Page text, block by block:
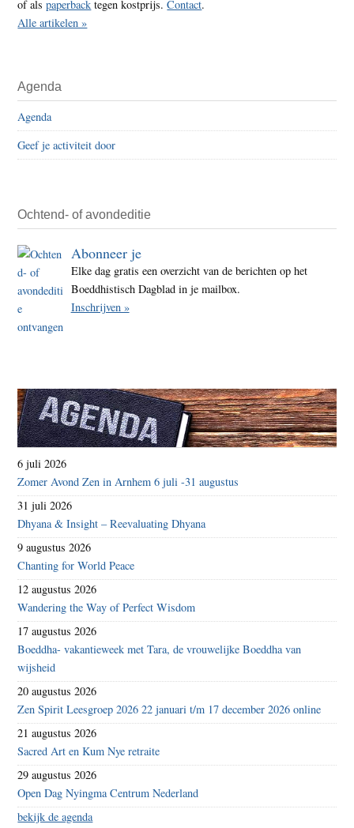
of alspaperback tegen kostprijs.Contact.
Alle artikelen »
Agenda
Agenda
Geef je activiteit door
Ochtend- of avondeditie
Abonneer je
Elke dag gratis een overzicht van de berichten op het
Boeddhistisch Dagblad in je mailbox.
Inschrijven »
6 juli 2026
Zomer Avond Zen in Arnhem 6 juli -31 augustus
31 juli 2026
Dhyana & Insight – Reevaluating Dhyana
9 augustus 2026
Chanting for World Peace
12 augustus 2026
Wandering the Way of Perfect Wisdom
17 augustus 2026
Boeddha- vakantieweek met Tara, de vrouwelijke Boeddha van
wijsheid
20 augustus 2026
Zen Spirit Leesgroep 2026 22 januari t/m 17 december 2026 online
21 augustus 2026
Sacred Art en Kum Nye retraite
29 augustus 2026
Open Dag Nyingma Centrum Nederland
bekijk de agenda